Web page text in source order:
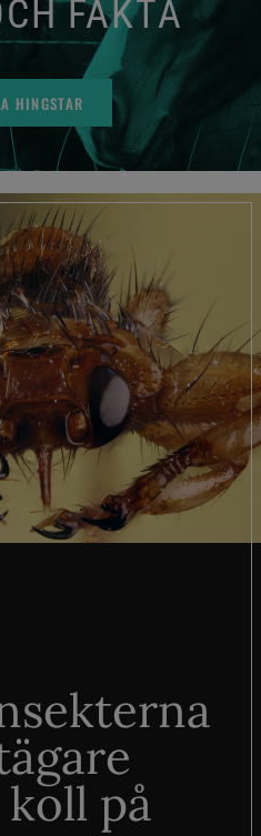
FAKTA
HINGSTAR
på